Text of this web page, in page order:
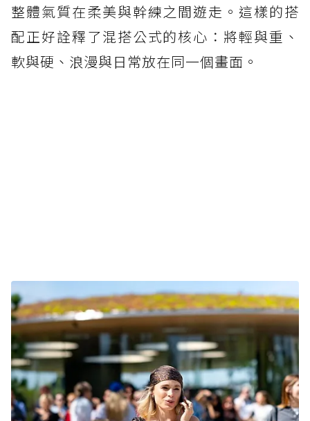
整體氣質在柔美與幹練之間遊走。這樣的搭
配正好詮釋了混搭公式的核心：將輕與重、
軟與硬、浪漫與日常放在同一個畫面。